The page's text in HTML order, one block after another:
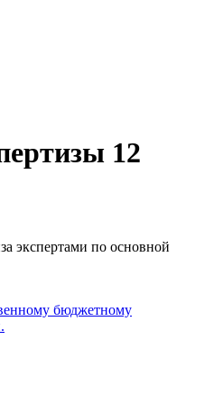
12
экспертами по основной
бюджетному